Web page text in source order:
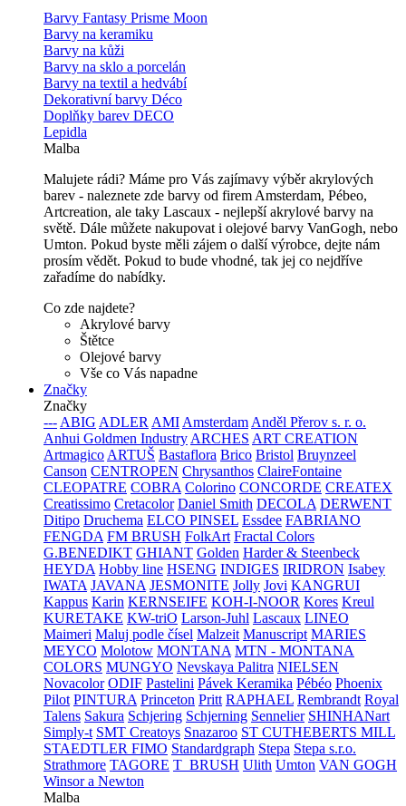
Barvy Fantasy Prisme Moon
Barvy na keramiku
Barvy na kůži
Barvy na sklo a porcelán
Barvy na textil a hedvábí
Dekorativní barvy Déco
Doplňky barev DECO
Lepidla
Malba
Malujete rádi? Máme pro Vás zajímavy výběr akrylových
barev - naleznete zde barvy od firem Amsterdam, Pébeo,
Artcreation, ale taky Lascaux - nejlepší akrylové barvy na
světě. Dále můžete nakupovat i olejové barvy VanGogh, nebo
Umton. Pokud byste měli zájem o další výrobce, dejte nám
prosím vědět. Pokud to bude vhodné, tak jej co nejdříve
zařadíme do nabídky.
Co zde najdete?
Akrylové barvy
Štětce
Olejové barvy
Vše co Vás napadne
Značky
Značky
--- ABIG ADLER AMI Amsterdam Anděl Přerov s. r. o.
Anhui Goldmen Industry ARCHES ART CREATION
Artmagico ARTUŠ Bastaflora Brico Bristol Bruynzeel
Canson CENTROPEN Chrysanthos ClaireFontaine
CLEOPATRE COBRA Colorino CONCORDE CREATEX
Creatissimo Cretacolor Daniel Smith DECOLA DERWENT
Ditipo Druchema ELCO PINSEL Essdee FABRIANO
FENGDA FM BRUSH FolkArt Fractal Colors
G.BENEDIKT GHIANT Golden Harder & Steenbeck
HEYDA Hobby line HSENG INDIGES IRIDRON Isabey
IWATA JAVANA JESMONITE Jolly Jovi KANGRUI
Kappus Karin KERNSEIFE KOH-I-NOOR Kores Kreul
KURETAKE KW-triO Larson-Juhl Lascaux LINEO
Maimeri Maluj podle čísel Malzeit Manuscript MARIES
MEYCO Molotow MONTANA MTN - MONTANA
COLORS MUNGYO Nevskaya Palitra NIELSEN
Novacolor ODIF Pastelini Pávek Keramika Pébéo Phoenix
Pilot PINTURA Princeton Pritt RAPHAEL Rembrandt Royal
Talens Sakura Schjering Schjerning Sennelier SHINHANart
Simply-t SMT Creatoys Snazaroo ST CUTHEBERTS MILL
STAEDTLER FIMO Standardgraph Stepa Stepa s.r.o.
Strathmore TAGORE T_BRUSH Ulith Umton VAN GOGH
Winsor a Newton
Malba